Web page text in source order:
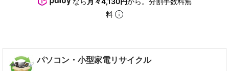
料
パソコン・小型家電リサイクル